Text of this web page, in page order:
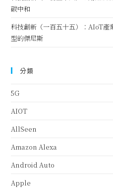
碳中和
科技創新（一百五十五）：AIoT產
型的傑尼斯
分類
5G
AIOT
AllSeen
Amazon Alexa
Android Auto
Apple